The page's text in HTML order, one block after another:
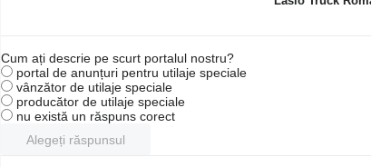
Cum ați descrie pe scurt portalul nostru?
portal de anunțuri pentru utilaje speciale
vânzător de utilaje speciale
producător de utilaje speciale
nu există un răspuns corect
Alegeți răspunsul